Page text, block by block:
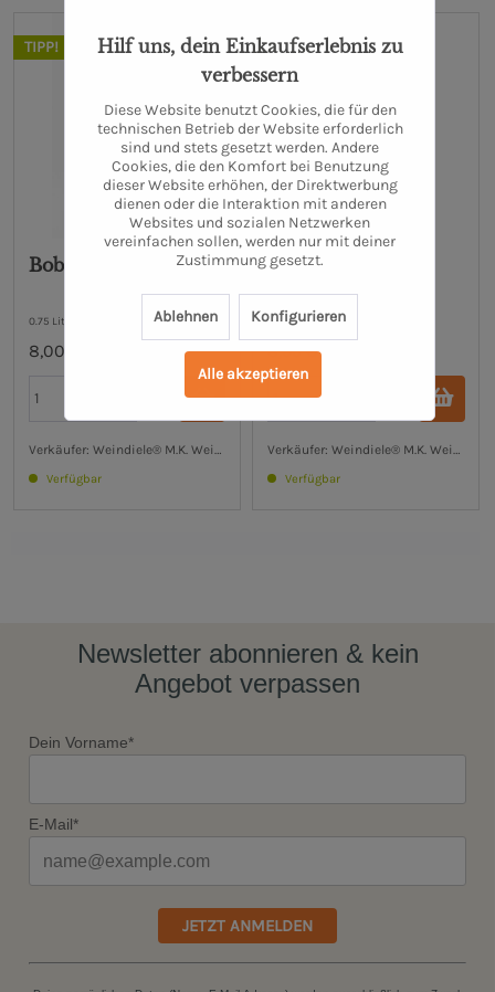
TIPP!
Bobal y Tempranillo
0.75 Liter
8,00 €
Verkäufer: Weindiele® M.K. Weinhandel UG (haftungsbeschränkt)
Verfügbar
TIPP!
BE Together RED
trocken
0.75 Liter
8,95 €
Verkäufer: Weindiele® M.K.
Verfügbar
Newsletter abonnieren & kein
Angebot verpassen
Dein Vorname*
E-Mail*
JETZT ANMELDEN
Hilf uns, dein Einkaufserlebnis zu
verbessern
Diese Website benutzt Cookies, die für den
technischen Betrieb der Website erforderlich
sind und stets gesetzt werden. Andere
Cookies, die den Komfort bei Benutzung
dieser Website erhöhen, der Direktwerbung
dienen oder die Interaktion mit anderen
Websites und sozialen Netzwerken
vereinfachen sollen, werden nur mit deiner
Zustimmung gesetzt.
Ablehnen Konfigurieren
Alle akzeptieren